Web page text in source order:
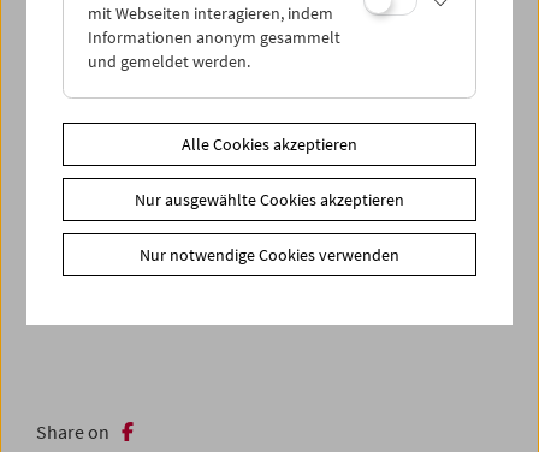
Endlich wieder Kino!
Höhepunkte des Films aus der Sammlung des
Österreichischen Filmmuseums
Share on
mit Webseiten interagieren, indem
Informationen anonym gesammelt
und gemeldet werden.
Alle Cookies akzeptieren
Nur ausgewählte Cookies akzeptieren
Nur notwendige Cookies verwenden